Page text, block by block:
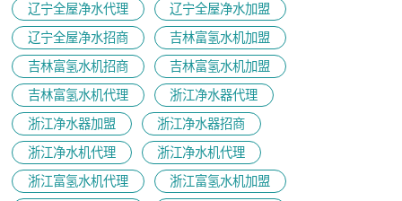
辽宁全屋净水代理
辽宁全屋净水加盟
辽宁全屋净水招商
吉林富氢水机加盟
吉林富氢水机招商
吉林富氢水机加盟
吉林富氢水机代理
浙江净水器代理
浙江净水器加盟
浙江净水器招商
浙江净水机代理
浙江净水机代理
浙江富氢水机代理
浙江富氢水机加盟